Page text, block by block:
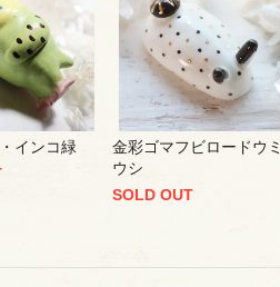
インコ緑
金彩ゴマフビロードウミ
ウシ
SOLD OUT